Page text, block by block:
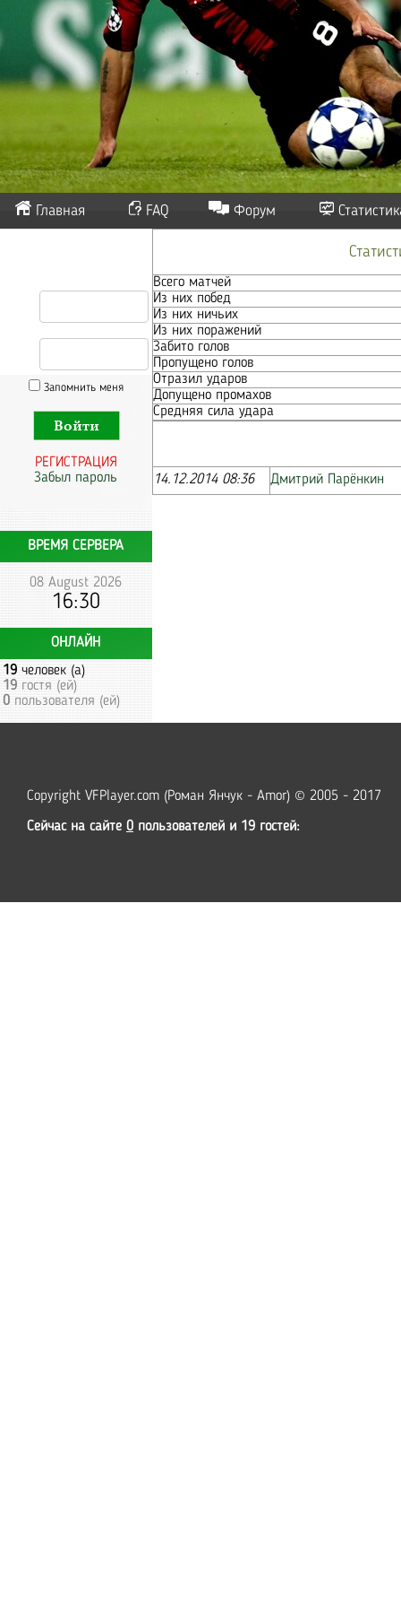
Главная FAQ Форум
Запомнить меня
РЕГИСТРАЦИЯ
Забыл пароль
ВРЕМЯ СЕРВЕРА
08 August 2026
16:30
ОНЛАЙН
19 человек (а)
19 гостя (ей)
0 пользователя (ей)
Всего матчей
Из них побед
Из них ничьих
Из них поражений
Забито голов
Пропущено голов
Отразил ударов
Допущено промахов
Средняя сила удара
14.12.2014 08:36 Дмитрий Парёнкин
Copyright VFPlayer.com (Роман Янчук - Amor) © 2005 - 2017
Сейчас на сайте 0 пользователей и 19 гостей: